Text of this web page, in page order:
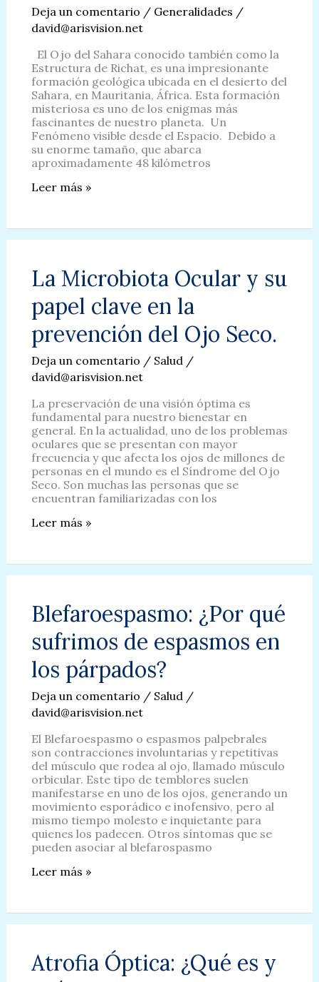
Deja un comentario / Generalidades /
david@arisvision.net
El Ojo del Sahara conocido también como la
Estructura de Richat, es una impresionante
formación geológica ubicada en el desierto del
Sahara, en Mauritania, África. Esta formación
misteriosa es uno de los enigmas más
fascinantes de nuestro planeta. Un
Fenómeno visible desde el Espacio. Debido a
su enorme tamaño, que abarca
aproximadamente 48 kilómetros
El
Sahara:
El
Enigma
Geológico.
Leer más »
La Microbiota Ocular y su
papel clave en la
prevención del Ojo Seco.
Deja un comentario / Salud/
david@arisvision.net
La preservación de una visión óptima es
fundamental para nuestro bienestar en
general. En la actualidad, uno de los problemas
oculares que se presentan con mayor
frecuencia y que afecta los ojos de millones de
personas en el mundo es el Síndrome del Ojo
Seco. Son muchas las personas que se
encuentran familiarizadas con los
La
y
su
clave
en
prevención
del
Ojo
Leer más »
Blefaroespasmo: ¿Por qué
sufrimos de espasmos en
los párpados?
Deja un comentario / Salud /
david@arisvision.net
El Blefaroespasmo o espasmos palpebrales
son contracciones involuntarias y repetitivas
del músculo que rodea al ojo, llamado músculo
orbicular. Este tipo de temblores suelen
manifestarse en uno de los ojos, generando un
movimiento esporádico e inofensivo, pero al
mismo tiempo molesto e inquietante para
quienes los padecen. Otros síntomas que se
pueden asociar al blefarospasmo
Blefaroespasmo:
sufrimos
de
en
los
párpados?
Leer más »
Atrofia Óptica: ¿Qué es y